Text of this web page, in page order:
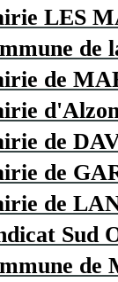
LES
de
de
de
de
de
Sud
de